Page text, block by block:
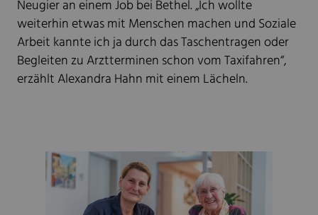
Neugier an einem Job bei Bethel. „Ich wollte
weiterhin etwas mit Menschen machen und Soziale
Arbeit kannte ich ja durch das Taschentragen oder
Begleiten zu Arztterminen schon vom Taxifahren“,
erzählt Alexandra Hahn mit einem Lächeln.